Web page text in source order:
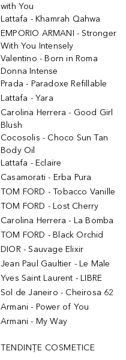
with You
Lattafa - Khamrah Qahwa
EMPORIO ARMANI - Stronger
With You Intensely
Valentino - Born in Roma
Donna Intense
Prada - Paradoxe Refillable
Lattafa - Yara
Carolina Herrera - Good Girl
Blush
Cocosolis - Choco Sun Tan
Body Oil
Lattafa - Eclaire
Casamorati - Erba Pura
TOM FORD - Tobacco Vanille
TOM FORD - Lost Cherry
Carolina Herrera - La Bomba
TOM FORD - Black Orchid
DIOR - Sauvage Elixir
Jean Paul Gaultier - Le Male
Yves Saint Laurent - LIBRE
Sol de Janeiro - Cheirosa 62
Armani - Power of You
Armani - My Way
TENDINȚE COSMETICE